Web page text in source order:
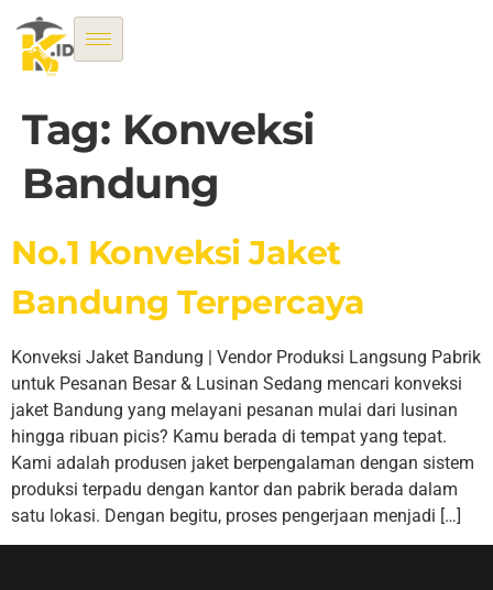
Tag: Konveksi
Bandung
No.1 Konveksi Jaket
Bandung Terpercaya
Konveksi Jaket Bandung | Vendor Produksi Langsung Pabrik
untuk Pesanan Besar & Lusinan Sedang mencari konveksi
jaket Bandung yang melayani pesanan mulai dari lusinan
hingga ribuan picis? Kamu berada di tempat yang tepat.
Kami adalah produsen jaket berpengalaman dengan sistem
produksi terpadu dengan kantor dan pabrik berada dalam
satu lokasi. Dengan begitu, proses pengerjaan menjadi […]